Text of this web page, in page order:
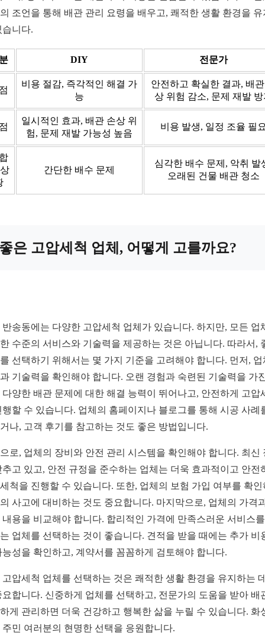
조언을 통해 배관 관리 요령을 배우고, 쾌적한 생활 환경을 유
습니다.
DIY 전문가
비용 절감, 즉각적인 해결 가
능
안전하고 확실한 결과, 배
상 위험 감소, 문제 재발 방
일시적인 효과, 배관 손상 위
험, 문제 재발 가능성 높음
비용 발생, 일정 조율 필
간단한 배수 문제
심각한 배수 문제, 악취 발
오래된 건물 배관 청소
은 고압세척 업체, 어떻게 고를까요?
반송동에는 다양한 고압세척 업체가 있습니다. 하지만, 모든 업
수준의 서비스와 기술력을 제공하는 것은 아닙니다. 따라서,
선택하기 위해서는 몇 가지 기준을 고려해야 합니다. 먼저, 업
기술력을 확인해야 합니다. 오랜 경험과 숙련된 기술력을 가
다양한 배관 문제에 대한 해결 능력이 뛰어나고, 안전하게 고압
행할 수 있습니다. 업체의 홈페이지나 블로그를 통해 시공 사례
나, 고객 후기를 참고하는 것도 좋은 방법입니다.
로, 업체의 장비와 안전 관리 시스템을 확인해야 합니다. 최신
추고 있고, 안전 규정을 준수하는 업체는 더욱 효과적이고 안전
척을 진행할 수 있습니다. 또한, 업체의 보험 가입 여부를 확인
사고에 대비하는 것도 중요합니다. 마지막으로, 업체의 가격
내용을 비교해야 합니다. 합리적인 가격에 만족스러운 서비스
업체를 선택하는 것이 좋습니다. 견적을 받을 때에는 추가 비
능성을 확인하고, 계약서를 꼼꼼하게 검토해야 합니다.
고압세척 업체를 선택하는 것은 쾌적한 생활 환경을 유지하는
요합니다. 신중하게 업체를 선택하고, 전문가의 도움을 받아 배
게 관리하면 더욱 건강하고 행복한 삶을 누릴 수 있습니다. 화
주민 여러분의 현명한 선택을 응원합니다.